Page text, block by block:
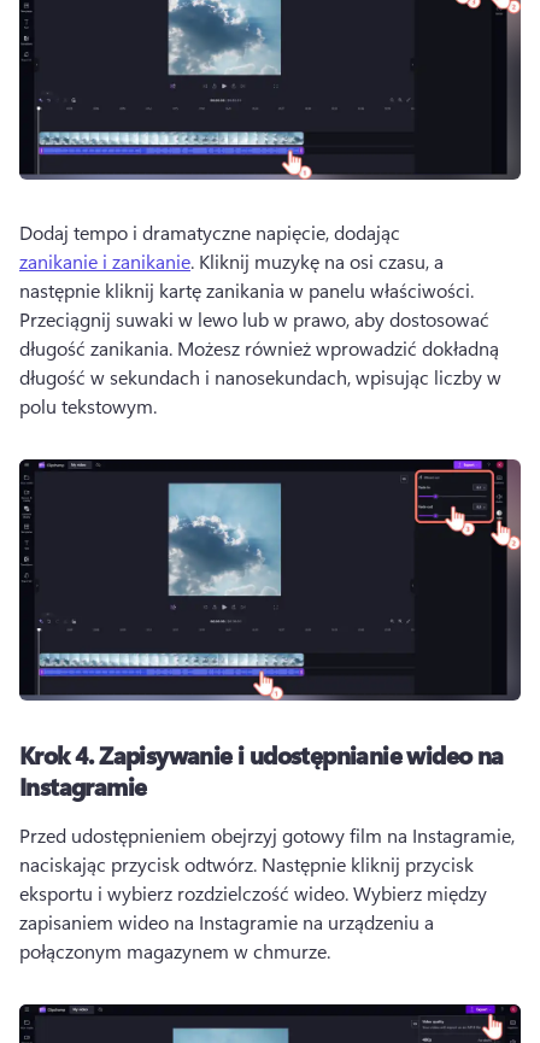
Dodaj tempo i dramatyczne napięcie, dodając
zanikanie i zanikanie. Kliknij muzykę na osi czasu, a
Przeciągnij suwaki w lewo lub w prawo, aby dostosować
długość zanikania. Możesz również wprowadzić dokładną
długość w sekundach i nanosekundach, wpisując liczby w
polu tekstowym.
Krok 4.Zapisywanie i udostępnianie wideo na
Instagramie
Przed udostępnieniem obejrzyj gotowy film na Instagramie,
naciskając przycisk odtwórz. Następnie kliknij przycisk
eksportu i wybierz rozdzielczość wideo. Wybierz między
zapisaniem wideo na Instagramie na urządzeniu a
połączonym magazynem w chmurze.